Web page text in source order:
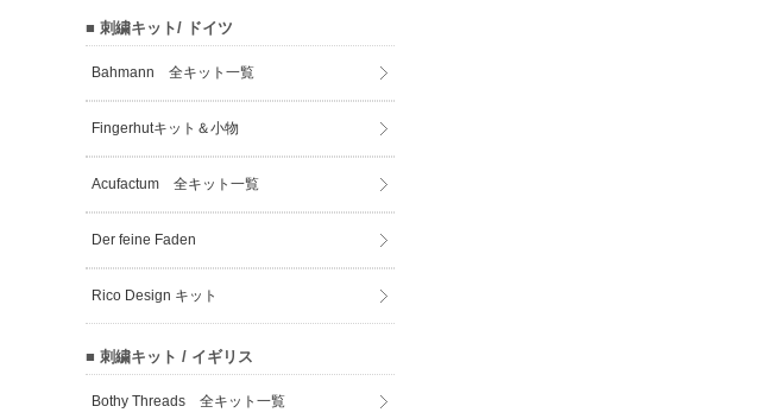
■ 刺繍キット/ ドイツ
Bahmann 全キット一覧
Fingerhutキット＆小物
Acufactum 全キット一覧
Der feine Faden
Rico Design キット
■ 刺繍キット / イギリス
Bothy Threads 全キット一覧